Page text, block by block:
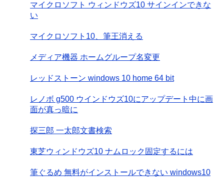
マイクロソフト ウィンドウズ10 サインインできな
い
マイクロソフト10、筆王消える
メディア機器 ホームグループ名変更
レッドストーン windows 10 home 64 bit
レノボ g500 ウインドウズ10にアップデート中に画
面が真っ暗に
探三郎 一太郎文書検索
東芝ウィンドウズ10 ナムロック固定するには
筆ぐるめ 無料がインストールできない windows10